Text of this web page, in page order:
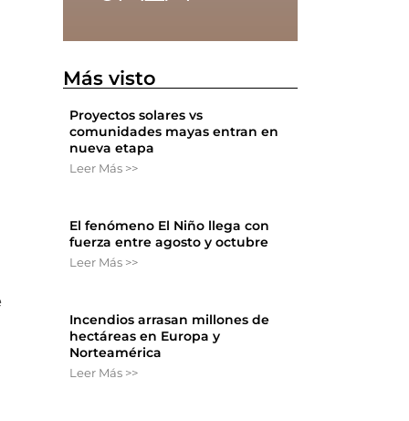
Más visto
Proyectos solares vs
comunidades mayas entran en
nueva etapa
Leer Más >>
El fenómeno El Niño llega con
fuerza entre agosto y octubre
Leer Más >>
Incendios arrasan millones de
hectáreas en Europa y
Norteamérica
Leer Más >>